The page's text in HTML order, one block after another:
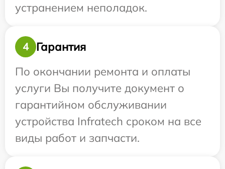
устранением неполадок.
4
Гарантия
По окончании ремонта и оплаты
услуги Вы получите документ о
гарантийном обслуживании
устройства Infratech сроком на все
виды работ и запчасти.